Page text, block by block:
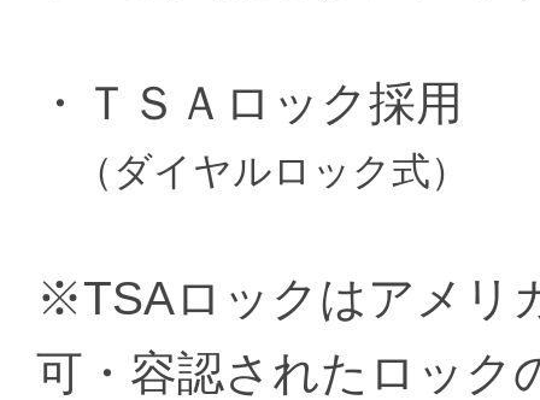
・ＴＳＡロック採用
（ダイヤルロック式）
※TSAロックはアメリ
可・容認されたロック